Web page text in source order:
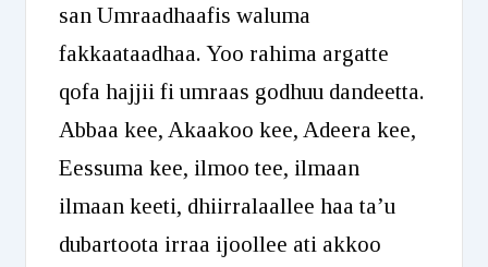
san Umraadhaafis waluma
fakkaataadhaa. Yoo rahima argatte
qofa hajjii fi umraas godhuu dandeetta.
Abbaa kee, Akaakoo kee, Adeera kee,
Eessuma kee, ilmoo tee, ilmaan
ilmaan keeti, dhiirralaallee haa ta’u
dubartoota irraa ijoollee ati akkoo